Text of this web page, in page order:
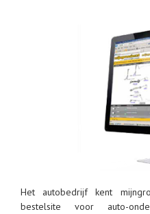
Het autobedrijf kent
bestelsite voor auto-